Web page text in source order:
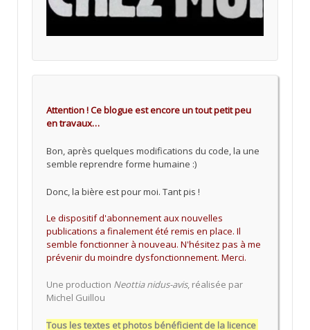
Attention ! Ce blogue est encore un tout petit peu
en travaux…
Bon, après quelques modifications du code, la une
semble reprendre forme humaine :)
Donc, la bière est pour moi. Tant pis !
Le dispositif d'abonnement aux nouvelles
publications a finalement été remis en place. Il
semble fonctionner à nouveau. N'hésitez pas à me
prévenir du moindre dysfonctionnement. Merci.
Une production Neottia nidus-avis, réalisée par
Michel Guillou
Tous les textes et photos bénéficient de la licence